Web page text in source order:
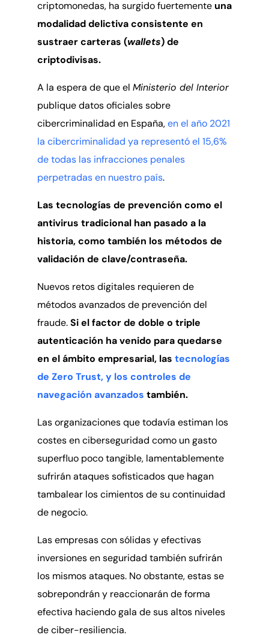
criptomonedas, ha surgido fuertemente una
modalidad delictiva consistente en
sustraer carteras (wallets) de
criptodivisas.
A la espera de que el Ministerio del Interior
publique datos oficiales sobre
cibercriminalidad en España,en el año 2021
la cibercriminalidad ya representó el 15,6%
de todas las infracciones penales
perpetradas en nuestro país.
Las tecnologías de prevención como el
antivirus tradicional han pasado a la
historia, como también los métodos de
validación de clave/contraseña.
Nuevos retos digitales requieren de
métodos avanzados de prevención del
fraude.Si el factor de doble o triple
autenticación ha venido para quedarse
en el ámbito empresarial, las tecnologías
de Zero Trust, y los controles de
navegación avanzados también.
Las organizaciones que todavía estiman los
costes en ciberseguridad como un gasto
superfluo poco tangible, lamentablemente
sufrirán ataques sofisticados que hagan
tambalear los cimientos de su continuidad
de negocio.
Las empresas con sólidas y efectivas
inversiones en seguridad también sufrirán
los mismos ataques. No obstante, estas se
sobrepondrán y reaccionarán de forma
efectiva haciendo gala de sus altos niveles
de ciber-resiliencia.